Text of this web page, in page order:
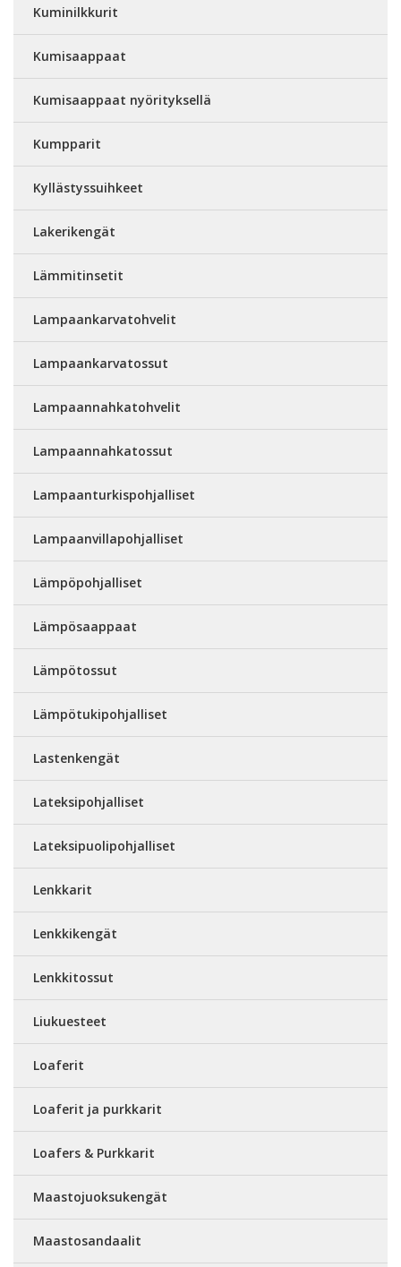
Kuminilkkurit
Kumisaappaat
Kumisaappaat nyörityksellä
Kumpparit
Kyllästyssuihkeet
Lakerikengät
Lämmitinsetit
Lampaankarvatohvelit
Lampaankarvatossut
Lampaannahkatohvelit
Lampaannahkatossut
Lampaanturkispohjalliset
Lampaanvillapohjalliset
Lämpöpohjalliset
Lämpösaappaat
Lämpötossut
Lämpötukipohjalliset
Lastenkengät
Lateksipohjalliset
Lateksipuolipohjalliset
Lenkkarit
Lenkkikengät
Lenkkitossut
Liukuesteet
Loaferit
Loaferit ja purkkarit
Loafers & Purkkarit
Maastojuoksukengät
Maastosandaalit